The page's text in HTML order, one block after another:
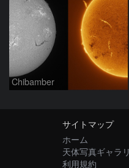
Chibamber
サイトマップ
ホーム
天体写真ギャラ
利用規約